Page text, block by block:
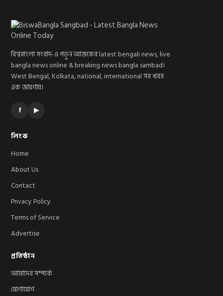
বিশ্ববাংলা সংবাদ-এ পড়ুন আজকের latest bengali news, live
bangla news online & breaking news bangla sambad।
West Bengal, Kolkata, national, international সব খবর
এক জায়গায়।
f ▶
লিংক
Home
About Us
Contact
Privacy Policy
Terms of Service
Advertise
প্রতিষ্ঠান
আমাদের সম্পর্কে
যোগাযোগ